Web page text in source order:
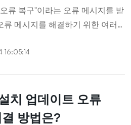
류 복구"이라는 오류 메시지를 받
류 메시지를 해결하기 위한 여러
16:05:14
치 업데이트 오류
방법은?